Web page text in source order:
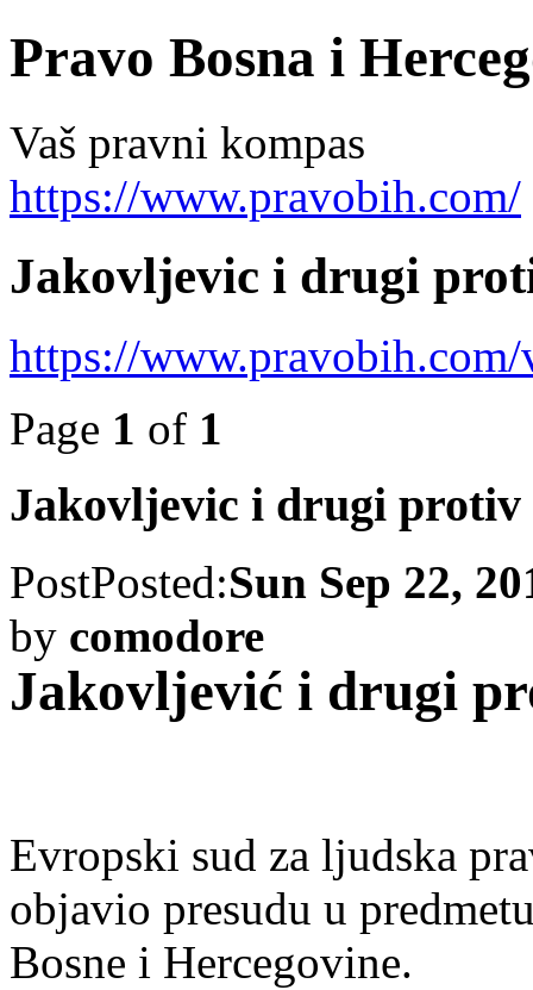
Pravo Bosna i
Vaš pravni kompas
https://www.pravobih.com/
Jakovljevic i drugi
https://
Page 1 of 1
Jakovljevic i drugi protiv
PostPosted:Sun Sep 22,
by comodore
Jakovljević i drugi
Evropski sud za ljudska
objavio presudu u
Bosne i Hercegovine.